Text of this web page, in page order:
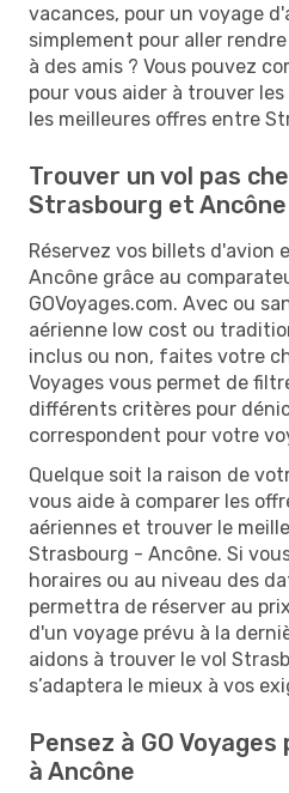
vacances, pour un voyage
simplement pour aller
à des amis ? Vous pouvez
pour vous aider à trouver
les meilleures offres entre
Trouver un vol pas
Strasbourg et Ancône
Réservez vos billets d'avion
Ancône grâce au
GOVoyages.com. Avec ou
aérienne low cost ou
inclus ou non, faites votre
Voyages vous permet de
différents critères pour
correspondent pour votre
Quelque soit la raison de
vous aide à comparer les
aériennes et trouver le
Strasbourg - Ancône. Si
horaires ou au niveau des
permettra de réserver au
d'un voyage prévu à la
aidons à trouver le vol
s’adaptera le mieux à vos
Pensez à GO
à Ancône